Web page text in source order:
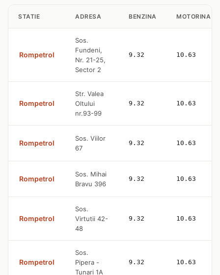
STATIE ADRESA BENZINA MOTORINA
Rompetrol
Sos.
Fundeni,
Nr. 21-25,
Sector 2
9.32 10.63
Rompetrol
Str. Valea
Oltului
nr.93-99
9.32 10.63
Rompetrol
Sos. Viilor
67
9.32 10.63
Rompetrol
Sos. Mihai
Bravu 396
9.32 10.63
Rompetrol
Sos.
Virtutii 42-
48
9.32 10.63
Rompetrol
Sos.
Pipera -
Tunari 1A
9.32 10.63